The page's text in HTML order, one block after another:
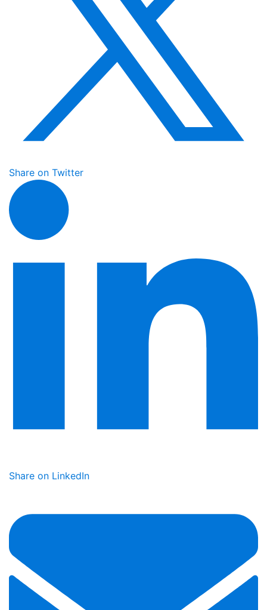
Share on Twitter
Share on LinkedIn